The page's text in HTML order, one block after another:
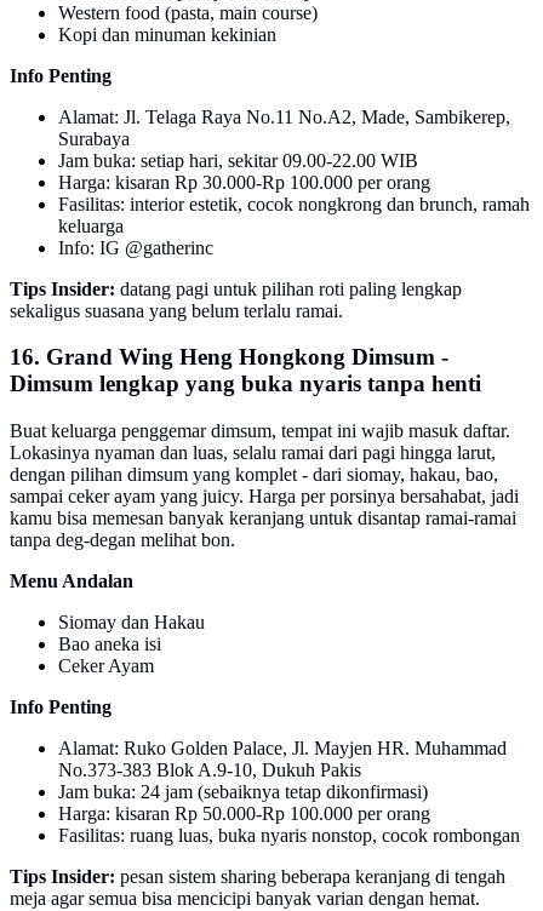
Western food (pasta, main course)
Kopi dan minuman kekinian
Info Penting
Alamat: Jl. Telaga Raya No.11 No.A2, Made, Sambikerep,
Surabaya
Jam buka: setiap hari, sekitar 09.00-22.00 WIB
Harga: kisaran Rp 30.000-Rp 100.000 per orang
Fasilitas: interior estetik, cocok nongkrong dan brunch, ramah
keluarga
Info: IG @gatherinc
Tips Insider: datang pagi untuk pilihan roti paling lengkap
sekaligus suasana yang belum terlalu ramai.
16. Grand Wing Heng Hongkong Dimsum -
Dimsum lengkap yang buka nyaris tanpa henti
Buat keluarga penggemar dimsum, tempat ini wajib masuk daftar.
Lokasinya nyaman dan luas, selalu ramai dari pagi hingga larut,
dengan pilihan dimsum yang komplet - dari siomay, hakau, bao,
sampai ceker ayam yang juicy. Harga per porsinya bersahabat, jadi
kamu bisa memesan banyak keranjang untuk disantap ramai-ramai
tanpa deg-degan melihat bon.
Menu Andalan
Siomay dan Hakau
Bao aneka isi
Ceker Ayam
Info Penting
Alamat: Ruko Golden Palace, Jl. Mayjen HR. Muhammad
No.373-383 Blok A.9-10, Dukuh Pakis
Jam buka: 24 jam (sebaiknya tetap dikonfirmasi)
Harga: kisaran Rp 50.000-Rp 100.000 per orang
Fasilitas: ruang luas, buka nyaris nonstop, cocok rombongan
Tips Insider: pesan sistem sharing beberapa keranjang di tengah
meja agar semua bisa mencicipi banyak varian dengan hemat.